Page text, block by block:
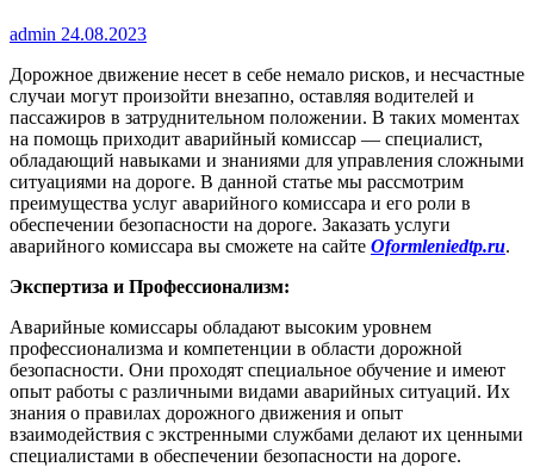
admin 24.08.2023
Дорожное движение несет в себе немало рисков, и несчастные
случаи могут произойти внезапно, оставляя водителей и
пассажиров в затруднительном положении. В таких моментах
на помощь приходит аварийный комиссар — специалист,
обладающий навыками и знаниями для управления сложными
ситуациями на дороге. В данной статье мы рассмотрим
преимущества услуг аварийного комиссара и его роли в
обеспечении безопасности на дороге. Заказать услуги
аварийного комиссара вы сможете на сайте Oformleniedtp.ru.
Экспертиза и Профессионализм:
Аварийные комиссары обладают высоким уровнем
профессионализма и компетенции в области дорожной
безопасности. Они проходят специальное обучение и имеют
опыт работы с различными видами аварийных ситуаций. Их
знания о правилах дорожного движения и опыт
взаимодействия с экстренными службами делают их ценными
специалистами в обеспечении безопасности на дороге.